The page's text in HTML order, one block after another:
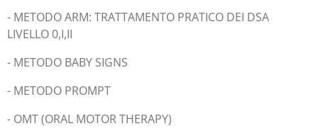
- METODO ARM: TRATTAMENTO PRATICO DEI DSA
LIVELLO 0,I,II
- METODO BABY SIGNS
- METODO PROMPT
- OMT (ORAL MOTOR THERAPY)